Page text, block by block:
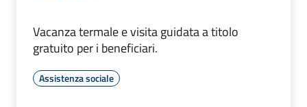
Vacanza termale e visita guidata a titolo
gratuito per i beneficiari.
Assistenza sociale